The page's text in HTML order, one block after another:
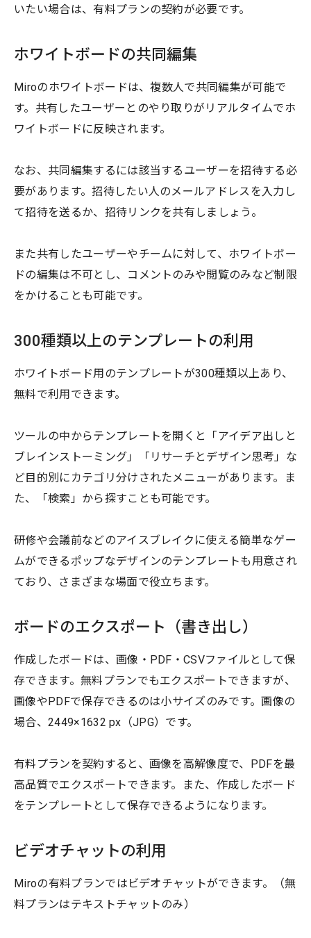
いたい場合は、有料プランの契約が必要です。
ホワイトボードの共同編集
Miroのホワイトボードは、複数人で共同編集が可能で
す。共有したユーザーとのやり取りがリアルタイムでホ
ワイトボードに反映されます。
なお、共同編集するには該当するユーザーを招待する必
要があります。招待したい人のメールアドレスを入力し
て招待を送るか、招待リンクを共有しましょう。
また共有したユーザーやチームに対して、ホワイトボー
ドの編集は不可とし、コメントのみや閲覧のみなど制限
をかけることも可能です。
300種類以上のテンプレートの利用
ホワイトボード用のテンプレートが300種類以上あり、
無料で利用できます。
ツールの中からテンプレートを開くと「アイデア出しと
ブレインストーミング」「リサーチとデザイン思考」な
ど目的別にカテゴリ分けされたメニューがあります。ま
た、「検索」から探すことも可能です。
研修や会議前などのアイスブレイクに使える簡単なゲー
ムができるポップなデザインのテンプレートも用意され
ており、さまざまな場面で役立ちます。
ボードのエクスポート（書き出し）
作成したボードは、画像・PDF・CSVファイルとして保
存できます。無料プランでもエクスポートできますが、
画像やPDFで保存できるのは小サイズのみです。画像の
場合、2449×1632 px（JPG）です。
有料プランを契約すると、画像を高解像度で、PDFを最
高品質でエクスポートできます。また、作成したボード
をテンプレートとして保存できるようになります。
ビデオチャットの利用
Miroの有料プランではビデオチャットができます。（無
料プランはテキストチャットのみ）